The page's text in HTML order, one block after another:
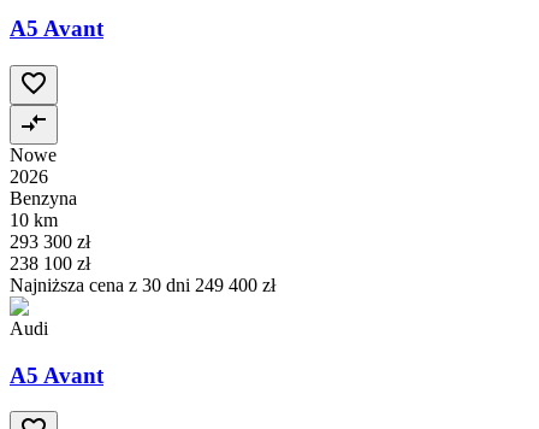
A5 Avant
Nowe
2026
Benzyna
10 km
293 300 zł
238 100 zł
Najniższa cena z 30 dni 249 400 zł
Audi
A5 Avant